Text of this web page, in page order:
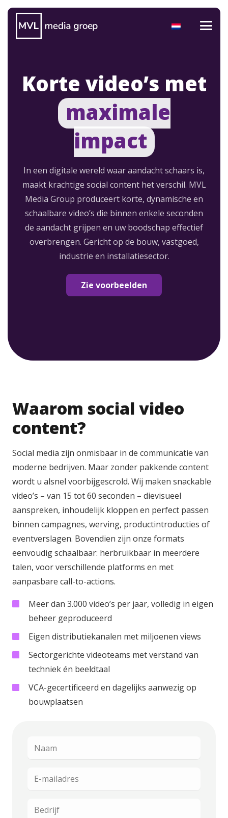
Korte video’s met
maximale
impact
In een digitale wereld waar aandacht schaars is,
maakt krachtige social content het verschil. MVL
Media Group produceert korte, dynamische en
schaalbare video’s die binnen enkele seconden
de aandacht grijpen en uw boodschap effectief
overbrengen. Gericht op de bouw, vastgoed,
industrie en installatiesector.
Zie voorbeelden
Waarom social video
content?
Social media zijn onmisbaar in de communicatie van
moderne bedrijven. Maar zonder pakkende content
wordt u alsnel voorbijgescrold. Wij maken snackable
video’s – van 15 tot 60 seconden – dievisueel
aanspreken, inhoudelijk kloppen en perfect passen
binnen campagnes, werving, productintroducties of
eventverslagen. Bovendien zijn onze formats
eenvoudig schaalbaar: herbruikbaar in meerdere
talen, voor verschillende platforms en met
aanpasbare call-to-actions.
Meer dan 3.000 video’s per jaar, volledig in eigen
beheer geproduceerd
Eigen distributiekanalen met miljoenen views
Sectorgerichte videoteams met verstand van
techniek én beeldtaal
VCA-gecertificeerd en dagelijks aanwezig op
bouwplaatsen
Naam
mailadres
Bedrijf